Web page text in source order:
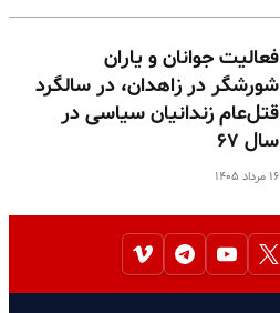
فعالیت جوانان و یاران
شورشگر در زاهدان، در سالگرد
قتل‌عام زندانیان سیاسی در
سال ۶۷
۱۶ مرداد ۱۴۰۵